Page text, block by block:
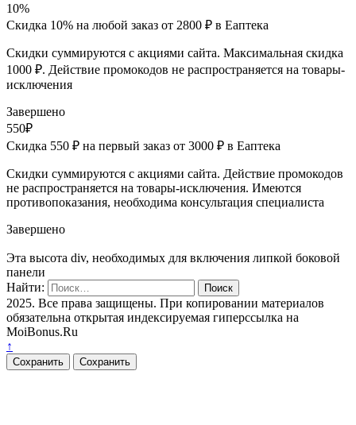
10%
Скидка 10% на любой заказ от 2800 ₽ в Еаптека
Скидки суммируются с акциями сайта. Максимальная скидка
1000 ₽. Действие промокодов не распространяется на товары-
исключения
Завершено
550₽
Скидка 550 ₽ на первый заказ от 3000 ₽ в Еаптека
Скидки суммируются с акциями сайта. Действие промокодов
не распространяется на товары-исключения. Имеются
противопоказания, необходима консультация специалиста
Завершено
Эта высота div, необходимых для включения липкой боковой
панели
Найти:
2025. Все права защищены. При копировании материалов
обязательна открытая индексируемая гиперссылка на
MoiBonus.Ru
↑